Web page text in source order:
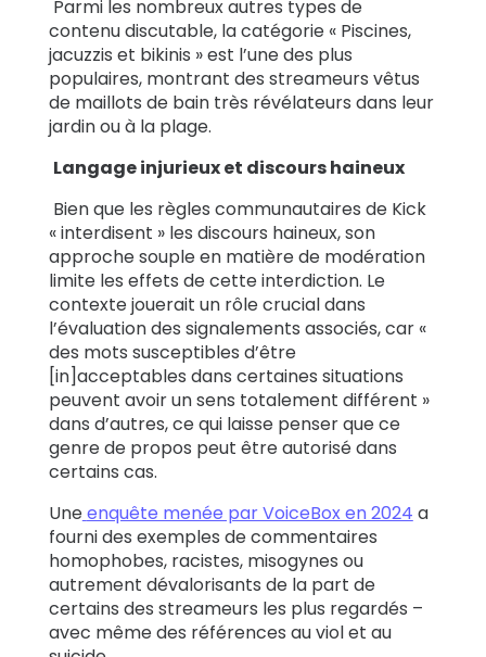
Parmi les nombreux autres types de
contenu discutable, la catégorie « Piscines,
jacuzzis et bikinis » est l’une des plus
populaires, montrant des streameurs vêtus
de maillots de bain très révélateurs dans leur
jardin ou à la plage.
Langage injurieux et discours haineux
Bien que les règles communautaires de Kick
« interdisent » les discours haineux, son
approche souple en matière de modération
limite les effets de cette interdiction. Le
contexte jouerait un rôle crucial dans
l’évaluation des signalements associés, car «
des mots susceptibles d’être
[in]acceptables dans certaines situations
peuvent avoir un sens totalement différent »
dans d’autres, ce qui laisse penser que ce
genre de propos peut être autorisé dans
certains cas.
Uneenquête menée par VoiceBox en 2024 a
fourni des exemples de commentaires
homophobes, racistes, misogynes ou
autrement dévalorisants de la part de
certains des streameurs les plus regardés –
avec même des références au viol et au